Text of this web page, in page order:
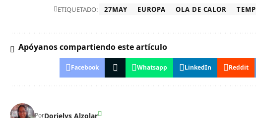
ETIQUETADO: 27MAY EUROPA OLA DE CALOR
Apóyanos compartiendo este artículo
Facebook Whatsapp LinkedIn Reddit
PorDorielys Alzolar